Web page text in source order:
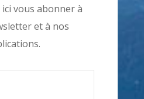
vous abonner à
et à nos